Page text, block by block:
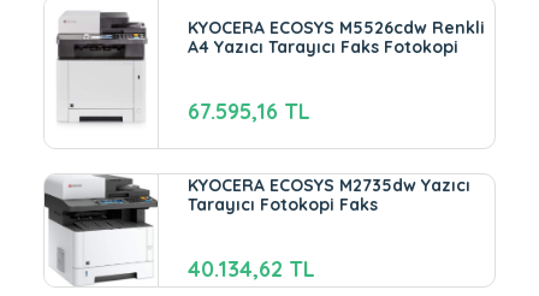
KYOCERA ECOSYS M5526cdw Renkli
A4 Yazıcı Tarayıcı Faks Fotokopi
67.595,16 TL
KYOCERA ECOSYS M2735dw Yazıcı
Tarayıcı Fotokopi Faks
40.134,62 TL